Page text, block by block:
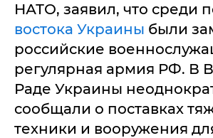
НАТО, заявил, что среди
востока Украины были
российские
регулярная армия РФ. В
Раде Украины
сообщали о поставках
техники и вооружения